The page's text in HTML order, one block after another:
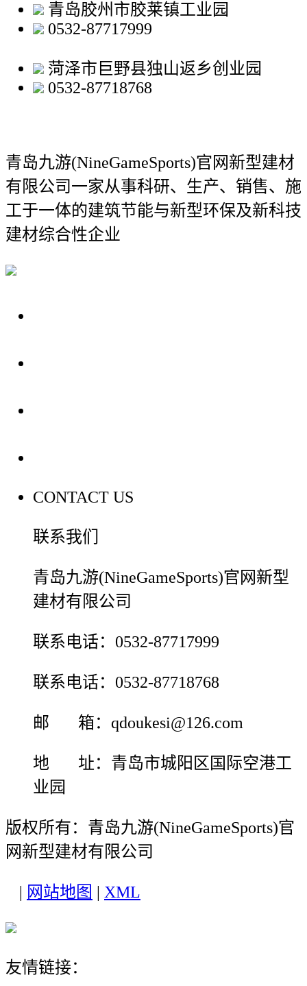
青岛胶州市胶莱镇工业园
0532-87717999
菏泽市巨野县独山返乡创业园
0532-87718768
青岛九游(NineGameSports)官网新型建材
有限公司一家从事科研、生产、销售、施
工于一体的建筑节能与新型环保及新科技
建材综合性企业
CONTACT US
联系我们
青岛九游(NineGameSports)官网新型
建材有限公司
联系电话：0532-87717999
联系电话：0532-87718768
邮 箱：qdoukesi@126.com
地 址：青岛市城阳区国际空港工
业园
版权所有：青岛九游(NineGameSports)官
网新型建材有限公司
网站地图 XML
友情链接：